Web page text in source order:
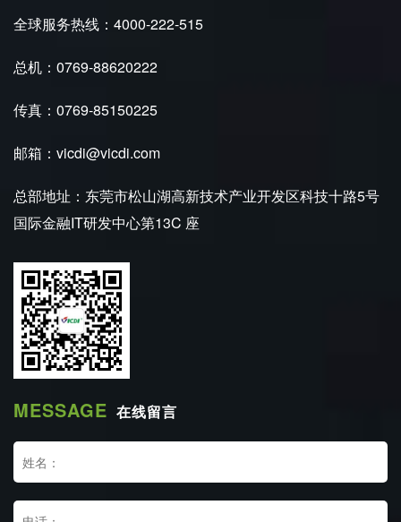
全球服务热线：4000-222-515
总机：0769-88620222
传真：0769-85150225
邮箱：vicdi@vicdi.com
总部地址：东莞市松山湖高新技术产业开发区科技十路5号
国际金融IT研发中心第13C 座
MESSAGE 在线留言